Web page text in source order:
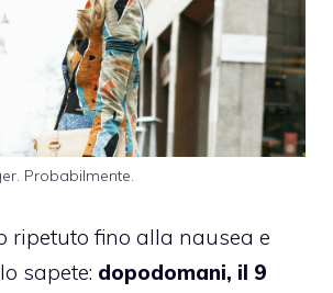
Probabilmente.
ripetuto fino alla nausea e
sapete: dopodomani, il 9